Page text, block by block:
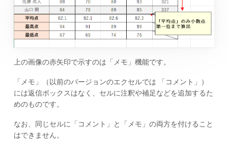
上の画像の赤矢印で示すのは「メモ」機能です。
「メモ」（以前のバージョンのエクセルでは 「コメント」）
には返信ボックスはなく、セルに注釈や補足などを追加するた
めのものです。
なお、同じセルに「コメント」と「メモ」の両方を付けること
はできません。